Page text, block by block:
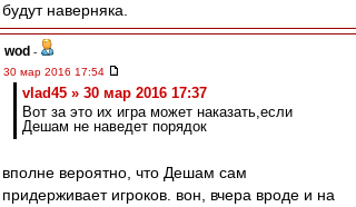
будут наверняка.
wod -
30 мар 2016 17:54
vlad45 » 30 мар 2016 17:37
Вот за это их игра может наказать,если
Дешам не наведет порядок
вполне вероятно, что Дешам сам
придерживает игроков. вон, вчера вроде и на